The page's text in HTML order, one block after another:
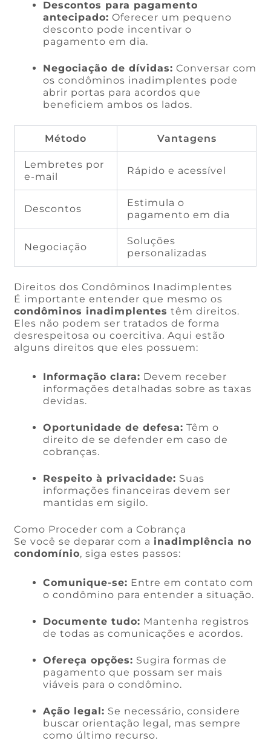
Descontos para pagamento
antecipado: Oferecer um pequeno
desconto pode incentivar o
pagamento em dia.
Negociação de dívidas: Conversar com
os condôminos inadimplentes pode
abrir portas para acordos que
beneficiem ambos os lados.
Método Vantagens
Lembretes por
e-mail
Rápido e acessível
Descontos
Estimula o
pagamento em dia
Negociação
Soluções
personalizadas
Direitos dos Condôminos Inadimplentes
É importante entender que mesmo os
condôminos inadimplentes têm direitos.
Eles não podem ser tratados de forma
desrespeitosa ou coercitiva. Aqui estão
alguns direitos que eles possuem:
Informação clara: Devem receber
informações detalhadas sobre as taxas
devidas.
Oportunidade de defesa: Têm o
direito de se defender em caso de
cobranças.
Respeito à privacidade: Suas
informações financeiras devem ser
mantidas em sigilo.
Como Proceder com a Cobrança
Se você se deparar com a inadimplência no
condomínio, siga estes passos:
Comunique-se: Entre em contato com
o condômino para entender a situação.
Documente tudo: Mantenha registros
de todas as comunicações e acordos.
Ofereça opções: Sugira formas de
pagamento que possam ser mais
viáveis para o condômino.
Ação legal: Se necessário, considere
buscar orientação legal, mas sempre
como último recurso.